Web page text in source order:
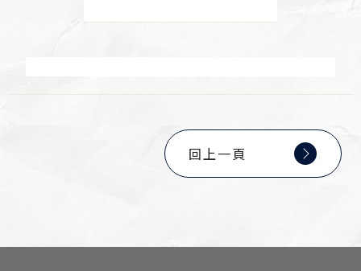
回上一頁